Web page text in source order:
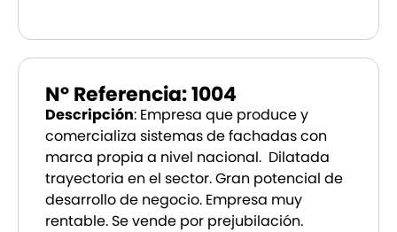
Nº Referencia: 1004
Descripción: Empresa que produce y
comercializa sistemas de fachadas con
marca propia a nivel nacional. Dilatada
trayectoria en el sector. Gran potencial de
desarrollo de negocio. Empresa muy
rentable. Se vende por prejubilación.